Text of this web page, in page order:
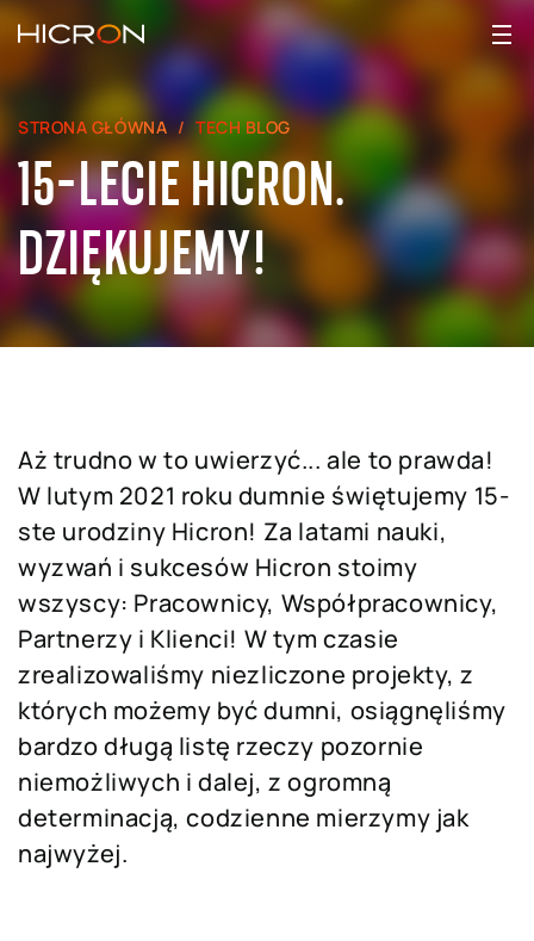
STRONA GŁÓWNA TECH BLOG
15-LECIE HICRON.
DZIĘKUJEMY!
Aż trudno w to uwierzyć... ale to prawda!
W lutym 2021 roku dumnie świętujemy 15-
ste urodziny Hicron! Za latami nauki,
wyzwań i sukcesów Hicron stoimy
wszyscy: Pracownicy, Współpracownicy,
Partnerzy i Klienci! W tym czasie
zrealizowaliśmy niezliczone projekty, z
których możemy być dumni, osiągnęliśmy
bardzo długą listę rzeczy pozornie
niemożliwych i dalej, z ogromną
determinacją, codzienne mierzymy jak
najwyżej.